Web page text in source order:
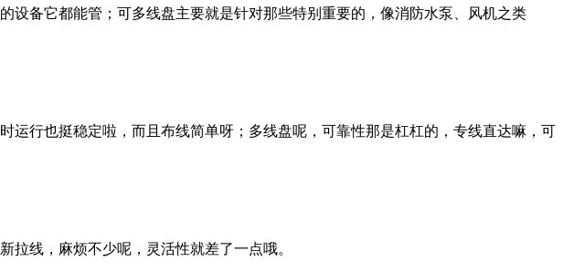
设备它都能管；可多线盘主要就是针对那些特别重要的，像消防水泵、风机之类
行也挺稳定啦，而且布线简单呀；多线盘呢，可靠性那是杠杠的，专线直达嘛，可
拉线，麻烦不少呢，灵活性就差了一点哦。